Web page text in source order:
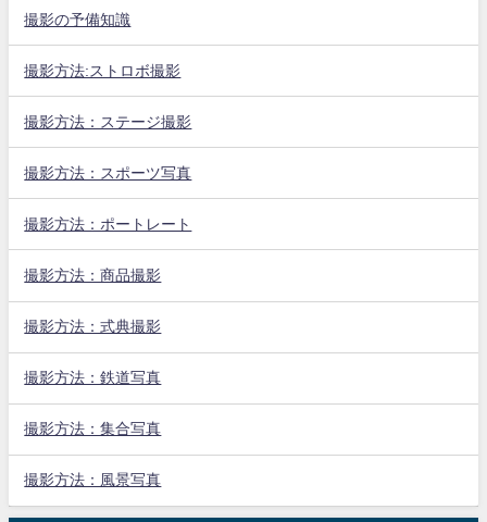
撮影の予備知識
撮影方法:ストロボ撮影
撮影方法：ステージ撮影
撮影方法：スポーツ写真
撮影方法：ポートレート
撮影方法：商品撮影
撮影方法：式典撮影
撮影方法：鉄道写真
撮影方法：集合写真
撮影方法：風景写真